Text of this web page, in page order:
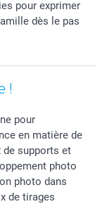
pour exprimer
dès le pas
!
pour
en matière de
de supports et
photo
photo dans
de tirages